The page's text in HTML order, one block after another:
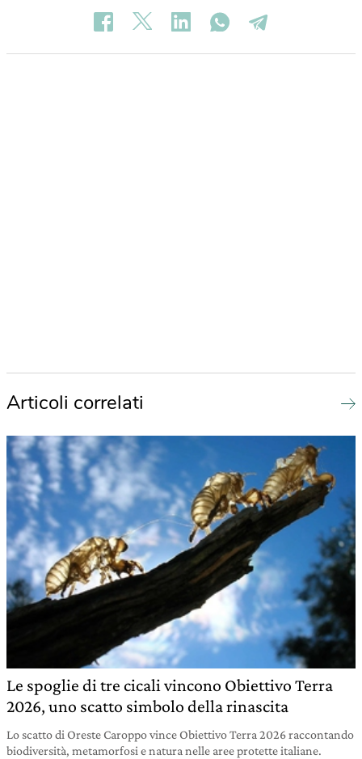
Articoli correlati
Le spoglie di tre cicali vincono Obiettivo Terra
2026, uno scatto simbolo della rinascita
Lo scatto di Oreste Caroppo vince Obiettivo Terra 2026 raccontando
biodiversità, metamorfosi e natura nelle aree protette italiane.